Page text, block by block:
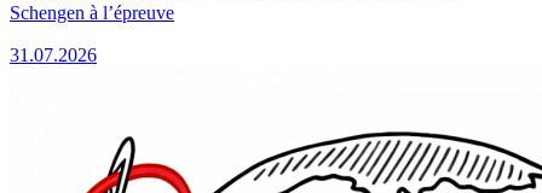
Schengen à l’épreuve
31.07.2026